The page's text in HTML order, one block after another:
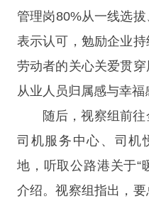
管理岗80%从一线选
表示认可，勉励企业
劳动者的关心关爱贯
从业人员归属感与幸福
随后，视察组前
司机服务中心、司机
地，听取公路港关于“
介绍。视察组指出，要